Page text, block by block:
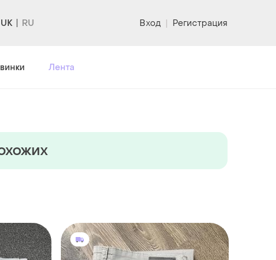
UK Вход | Регистрация
Лента